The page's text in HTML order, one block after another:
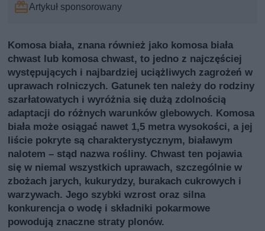
Artykuł sponsorowany
Komosa biała, znana również jako komosa biała
chwast lub komosa chwast, to jedno z najczęściej
występujących i najbardziej uciążliwych zagrożeń w
uprawach rolniczych. Gatunek ten należy do rodziny
szarłatowatych i wyróżnia się dużą zdolnością
adaptacji do różnych warunków glebowych. Komosa
biała może osiągać nawet 1,5 metra wysokości, a jej
liście pokryte są charakterystycznym, białawym
nalotem – stąd nazwa rośliny. Chwast ten pojawia
się w niemal wszystkich uprawach, szczególnie w
zbożach jarych, kukurydzy, burakach cukrowych i
warzywach. Jego szybki wzrost oraz silna
konkurencja o wodę i składniki pokarmowe
powodują znaczne straty plonów.